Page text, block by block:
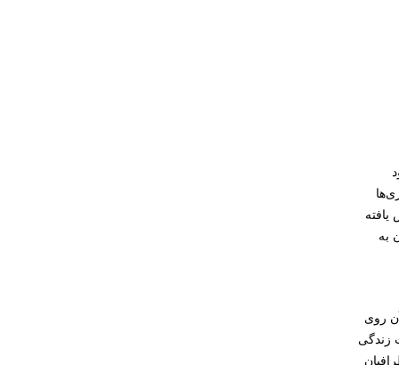
به
روی
زندگی